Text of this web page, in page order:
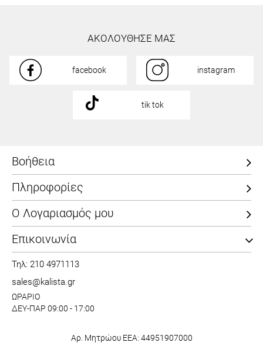
ΑΚΟΛΟΥΘΗΣΕ ΜΑΣ
facebook instagram
tik tok
Βοήθεια
Πληροφορίες
Ο Λογαριασμός μου
Επικοινωνία
Τηλ: 210 4971113
sales@kalista.gr
ΩΡΑΡΙΟ
ΔΕΥ-ΠΑΡ 09:00 - 17:00
Αρ. Μητρώου ΕΕΑ: 44951907000